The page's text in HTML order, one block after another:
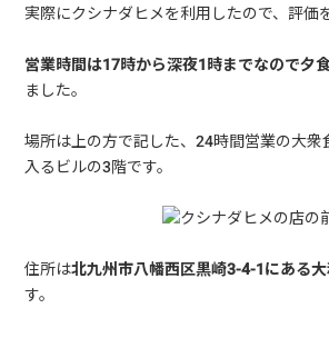
実際にクシナダヒメを利用したので、評価
営業時間は17時から深夜1時までなので夕
ました。
場所は上の方で記した、24時間営業の大
入るビルの3階です。
住所は北九州市八幡西区黒崎3-4-1にある
す。